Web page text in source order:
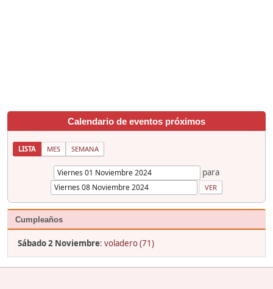
Calendario de eventos próximos
LISTA MES SEMANA
para
Cumpleaños
Sábado 2 Noviembre: voladero (71)